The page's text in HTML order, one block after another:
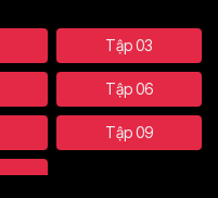
Tập 03
Tập 06
Tập 09